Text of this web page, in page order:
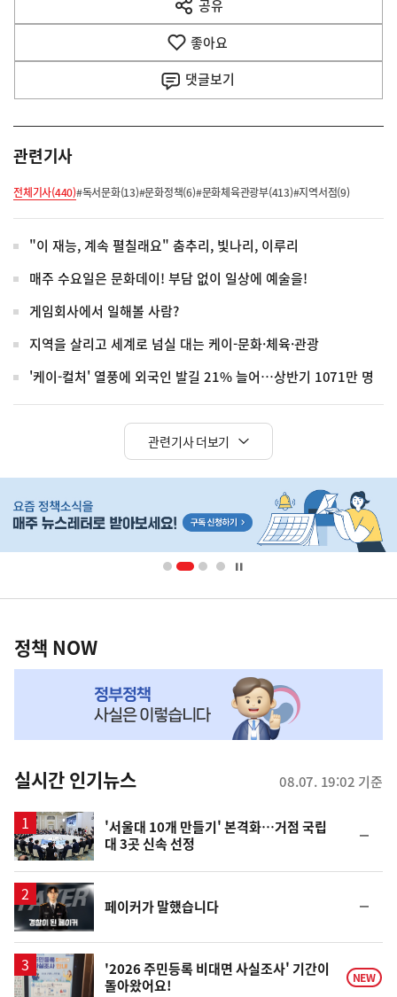
음
공유
열
기
좋아요
댓글보기
관련기사
전체기사(440)#독서문화(13)#문화정책(6)#문화체육관광부(413)#지역서점(9)
"이 재능, 계속 펼칠래요" 춤추리, 빛나리, 이루리
매주 수요일은 문화데이! 부담 없이 일상에 예술을!
게임회사에서 일해볼 사람?
지역을 살리고 세계로 넘실 대는 케이-문화·체육·관광
'케이-컬처' 열풍에 외국인 발길 21% 늘어…상반기 1071만 명
관련기사 더보기
단
영
책
NOW,
뉴
스
정책 NOW
실시간 인기뉴스 08.07. 19:02 기준
'서울대 10개 만들기' 본격화…거점 국립
대 3곳 신속 선정
일
영
상
페이커가 말했습니다
일
'2026 주민등록 비대면 사실조사' 기간이
돌아왔어요!
NEW